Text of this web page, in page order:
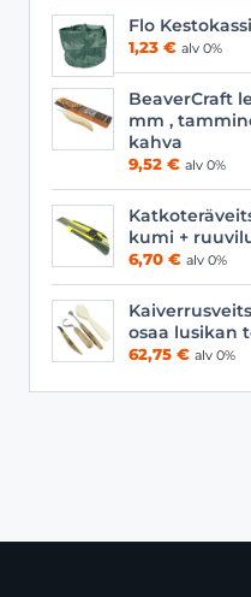
Flo
1,23 € alv 0%
BeaverCraft
mm ,
kahva
9,52 € alv 0%
kumi +
6,70 € alv 0%
osaa lusikan
62,75 € alv 0%